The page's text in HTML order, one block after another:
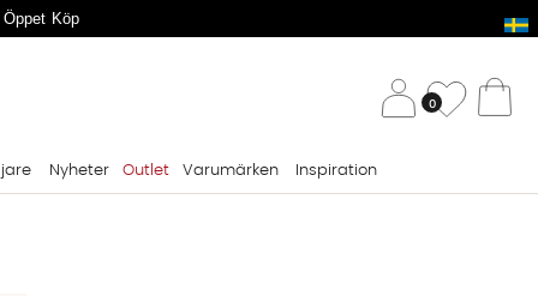
Köp
0
Nyheter Outlet Varumärken Inspiration